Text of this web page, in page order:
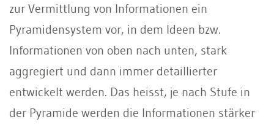
zur Vermittlung von Informationen ein
Pyramidensystem vor, in dem Ideen bzw.
Informationen von oben nach unten, stark
aggregiert und dann immer detaillierter
entwickelt werden. Das heisst, je nach Stufe in
der Pyramide werden die Informationen stärker